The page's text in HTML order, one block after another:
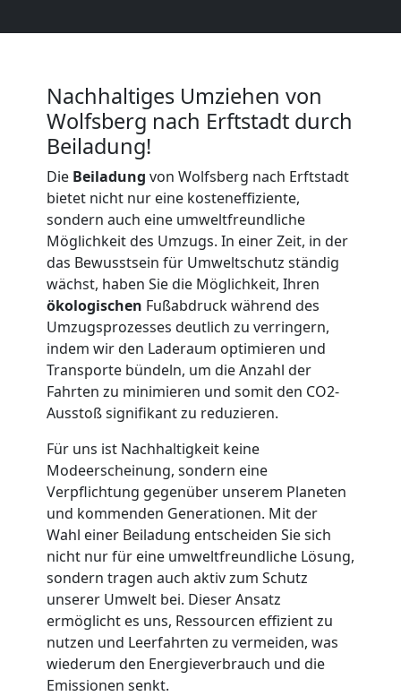
Nachhaltiges Umziehen von
Wolfsberg nach Erftstadt durch
Beiladung!
Die Beiladung von Wolfsberg nach Erftstadt
bietet nicht nur eine kosteneffiziente,
sondern auch eine umweltfreundliche
Möglichkeit des Umzugs. In einer Zeit, in der
das Bewusstsein für Umweltschutz ständig
wächst, haben Sie die Möglichkeit, Ihren
ökologischen Fußabdruck während des
Umzugsprozesses deutlich zu verringern,
indem wir den Laderaum optimieren und
Transporte bündeln, um die Anzahl der
Fahrten zu minimieren und somit den CO2-
Ausstoß signifikant zu reduzieren.
Für uns ist Nachhaltigkeit keine
Modeerscheinung, sondern eine
Verpflichtung gegenüber unserem Planeten
und kommenden Generationen. Mit der
Wahl einer Beiladung entscheiden Sie sich
nicht nur für eine umweltfreundliche Lösung,
sondern tragen auch aktiv zum Schutz
unserer Umwelt bei. Dieser Ansatz
ermöglicht es uns, Ressourcen effizient zu
nutzen und Leerfahrten zu vermeiden, was
wiederum den Energieverbrauch und die
Emissionen senkt.
Mann
LKW
Möbellift
Wolfsberg
Übersiedlung
Wolfsberg
Klaviertransport
Wolfsberg
Privatumzug
Wolfsberg
Tresortransport